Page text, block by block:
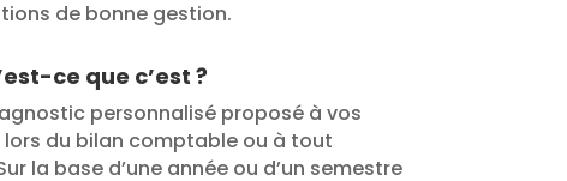
de bonne gestion.
ce que c’est ?
personnalisé proposé à vos
du bilan comptable ou à tout
la base d’une année ou d’un semestre